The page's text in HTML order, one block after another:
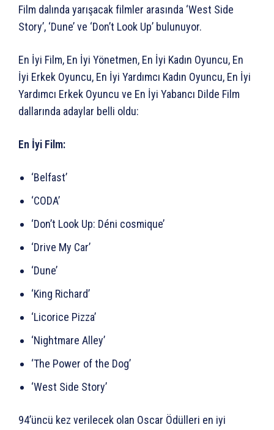
Film dalında yarışacak filmler arasında ‘West Side
Story’, ‘Dune’ ve ‘Don’t Look Up’ bulunuyor.
En İyi Film, En İyi Yönetmen, En İyi Kadın Oyuncu, En
İyi Erkek Oyuncu, En İyi Yardımcı Kadın Oyuncu, En İyi
Yardımcı Erkek Oyuncu ve En İyi Yabancı Dilde Film
dallarında adaylar belli oldu:
En İyi Film:
‘Belfast’
‘CODA’
‘Don’t Look Up: Déni cosmique’
‘Drive My Car’
‘Dune’
‘King Richard’
‘Licorice Pizza’
‘Nightmare Alley’
‘The Power of the Dog’
‘West Side Story’
94’üncü kez verilecek olan Oscar Ödülleri en iyi